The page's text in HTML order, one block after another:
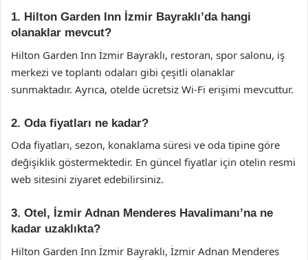
1. Hilton Garden Inn İzmir Bayraklı’da hangi
olanaklar mevcut?
Hilton Garden Inn İzmir Bayraklı, restoran, spor salonu, iş
merkezi ve toplantı odaları gibi çeşitli olanaklar
sunmaktadır. Ayrıca, otelde ücretsiz Wi-Fi erişimi mevcuttur.
2. Oda fiyatları ne kadar?
Oda fiyatları, sezon, konaklama süresi ve oda tipine göre
değişiklik göstermektedir. En güncel fiyatlar için otelin resmi
web sitesini ziyaret edebilirsiniz.
3. Otel, İzmir Adnan Menderes Havalimanı’na ne
kadar uzaklıkta?
Hilton Garden Inn İzmir Bayraklı, İzmir Adnan Menderes